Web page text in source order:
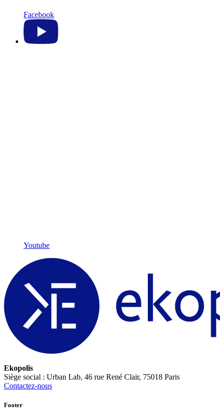
Facebook
Youtube
Ekopolis
Siège social : Urban Lab, 46 rue René Clair, 75018 Paris
Contactez-nous
Footer